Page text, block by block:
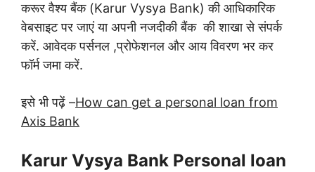
करूर वैश्य बैंक (Karur Vysya Bank) की आधिकारिक
वेबसाइट पर जाएं या अपनी नजदीकी बैंक की शाखा से संपर्क
करें. आवेदक पर्सनल ,प्रोफेशनल और आय विवरण भर कर
फॉर्म जमा करें.
इसे भी पढ़ें –How can get a personal loan from
Axis Bank
Karur Vysya Bank Personal loan